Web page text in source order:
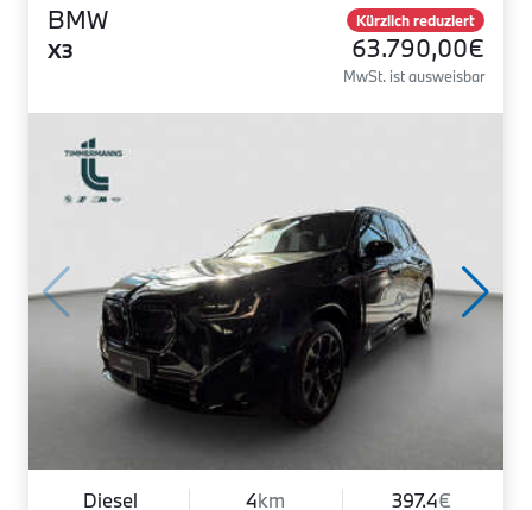
BMW
X3
Kürzlich reduziert
63.790,00€
MwSt. ist ausweisbar
Diesel 4km 397.4€